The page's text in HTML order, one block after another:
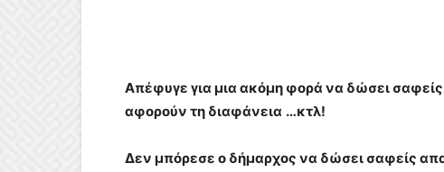
Απέφυγε για μια ακόμη φορά να δώσει
αφορούν τη διαφάνεια …κτλ!
Δεν μπόρεσε ο δήμαρχος να δώσει σαφείς